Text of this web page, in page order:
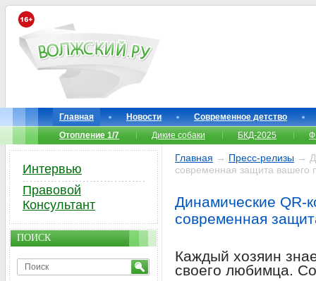
Главная Новости
Современное детство
Отопление 1/7
Дикие собаки БКД-2025
Главная → Пресс-релизы →
современная защита вашего
Динамические QR-
современная
Каждый хозяин
своего любимца.
Интервью
Правовой
Консультант
ПОИСК